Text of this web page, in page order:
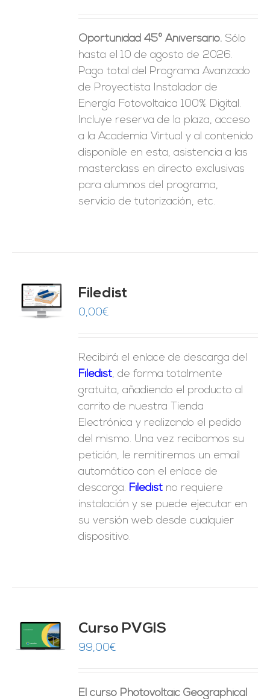
era:
1.250,00€.
es:
625,00€.
Oportunidad 45º Aniversario. Sólo
hasta el 10 de agosto de 2026.
Pago total del Programa Avanzado
de Proyectista Instalador de
Energía Fotovoltaica 100% Digital.
Incluye reserva de la plaza, acceso
a la Academia Virtual y al contenido
disponible en esta, asistencia a las
masterclass en directo exclusivas
para alumnos del programa,
servicio de tutorización, etc.
Filedist
0,00€
Recibirá el enlace de descarga del
Filedist, de forma totalmente
gratuita, añadiendo el producto al
carrito de nuestra Tienda
Electrónica y realizando el pedido
del mismo. Una vez recibamos su
petición, le remitiremos un email
automático con el enlace de
descarga. Filedist no requiere
instalación y se puede ejecutar en
su versión web desde cualquier
dispositivo.
Curso PVGIS
99,00€
El curso Photovoltaic Geographical